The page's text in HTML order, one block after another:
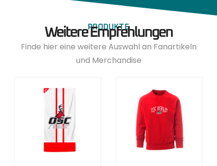
PRODUKTE
Weitere Empfehlungen
Finde hier eine weitere Auswahl an Fanartikeln
und Merchandise